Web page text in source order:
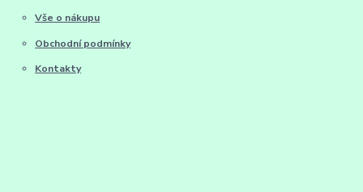
Vše o nákupu
Obchodní podmínky
Kontakty